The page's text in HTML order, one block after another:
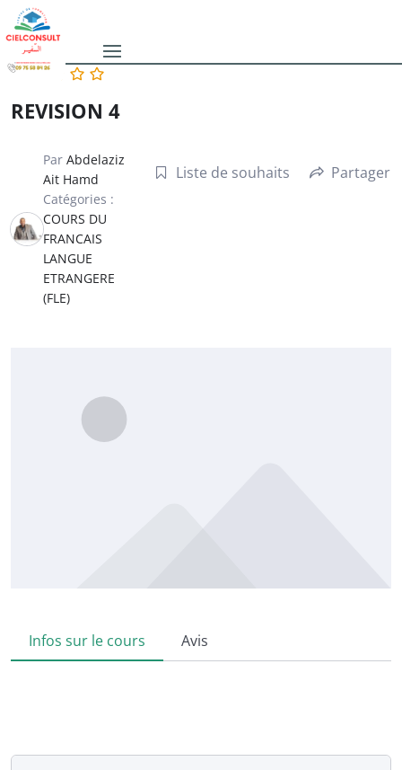
REVISION 4
Par Abdelaziz
Ait Hamd
Catégories :
COURS DU
FRANCAIS
LANGUE
ETRANGERE
(FLE)
Liste de souhaits Partager
Infos sur le cours Avis